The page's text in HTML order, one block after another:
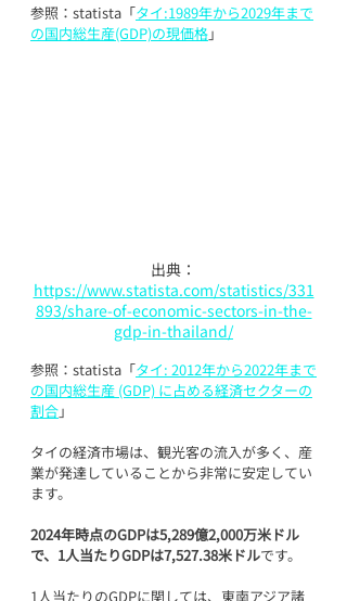
参照：statista「タイ:1989年から2029年まで
の国内総生産(GDP)の現価格」
出典：
https://www.statista.com/statistics/331
893/share-of-economic-sectors-in-the-
gdp-in-thailand/
参照：statista「タイ: 2012年から2022年まで
の国内総生産 (GDP) に占める経済セクターの
割合」
タイの経済市場は、観光客の流入が多く、産
業が発達していることから非常に安定してい
ます。
2024年時点のGDPは5,289億2,000万米ドル
で、1人当たりGDPは7,527.38米ドルです。
1人当たりのGDPに関しては、東南アジア諸